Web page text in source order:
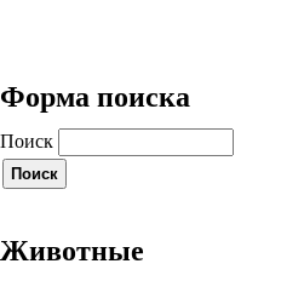
Форма поиска
Поиск
Животные